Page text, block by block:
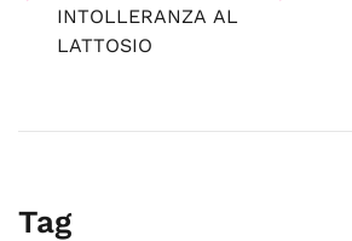
INTOLLERANZA AL
LATTOSIO
Tag